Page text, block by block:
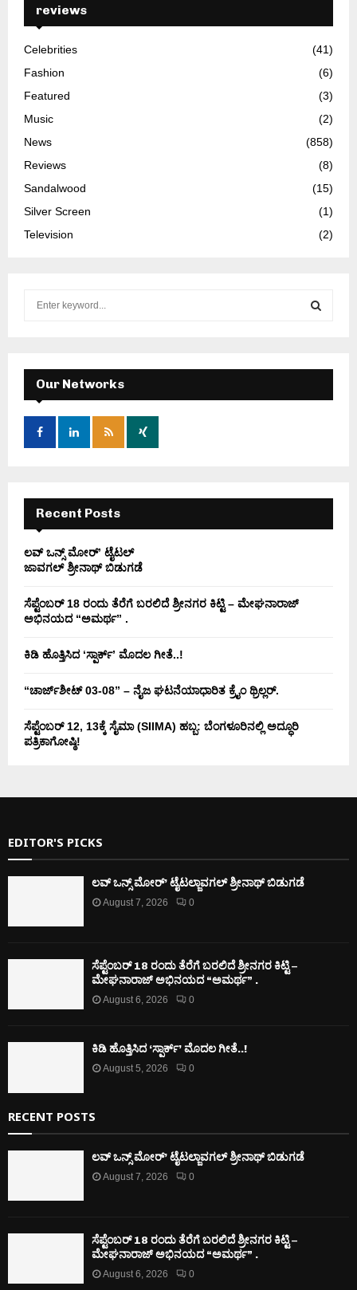
reviews
Celebrities
(41)
Fashion
(6)
Featured
(3)
Music
(2)
News
(858)
Reviews
(8)
Sandalwood
(15)
Silver Screen
(1)
Television
(2)
f
o
:
E
A
H
Our Networks
Recent Posts
ಲವ್ ಒನ್ಸ್ ಮೋರ್’ ಟೈಟಲ್
ಜಾವಗಲ್ ಶ್ರೀನಾಥ್ ಬಿಡುಗಡೆ
ಸೆಪ್ಟೆಂಬರ್ 18 ರಂದು ತೆರೆಗೆ ಬರಲಿದೆ ಶ್ರೀನಗರ ಕಿಟ್ಟಿ – ಮೇಘನಾರಾಜ್
ಅಭಿನಯದ “ಅಮರ್ಥ” .
ಕಿಡಿ‌‌ ಹೊತ್ತಿಸಿದ ‘ಸ್ಪಾರ್ಕ್’ ಮೊದಲ‌ ಗೀತೆ..!
“ಚಾರ್ಜ್‌ಶೀಟ್ 03-08” – ನೈಜ ಘಟನೆಯಾಧಾರಿತ ಕ್ರೈಂ ಥ್ರಿಲ್ಲರ್.
ಸೆಪ್ಟೆಂಬರ್ 12, 13ಕ್ಕೆ ಸೈಮಾ (SIIMA) ಹಬ್ಬ: ಬೆಂಗಳೂರಿನಲ್ಲಿ ಅದ್ಧೂರಿ
ಪತ್ರಿಕಾಗೋಷ್ಠಿ!
EDITOR'S PICKS
ಲವ್ ಒನ್ಸ್ ಮೋರ್’ ಟೈಟಲ್ಜಾವಗಲ್ ಶ್ರೀನಾಥ್ ಬಿಡುಗಡೆ
August 7, 2026 0
ಸೆಪ್ಟೆಂಬರ್ 18 ರಂದು ತೆರೆಗೆ ಬರಲಿದೆ ಶ್ರೀನಗರ ಕಿಟ್ಟಿ –
ಮೇಘನಾರಾಜ್ ಅಭಿನಯದ “ಅಮರ್ಥ” .
August 6, 2026 0
ಕಿಡಿ‌‌ ಹೊತ್ತಿಸಿದ ‘ಸ್ಪಾರ್ಕ್’ ಮೊದಲ‌ ಗೀತೆ..!
August 5, 2026 0
RECENT POSTS
ಲವ್ ಒನ್ಸ್ ಮೋರ್’ ಟೈಟಲ್ಜಾವಗಲ್ ಶ್ರೀನಾಥ್ ಬಿಡುಗಡೆ
August 7, 2026 0
ಸೆಪ್ಟೆಂಬರ್ 18 ರಂದು ತೆರೆಗೆ ಬರಲಿದೆ ಶ್ರೀನಗರ ಕಿಟ್ಟಿ –
ಮೇಘನಾರಾಜ್ ಅಭಿನಯದ “ಅಮರ್ಥ” .
August 6, 2026 0